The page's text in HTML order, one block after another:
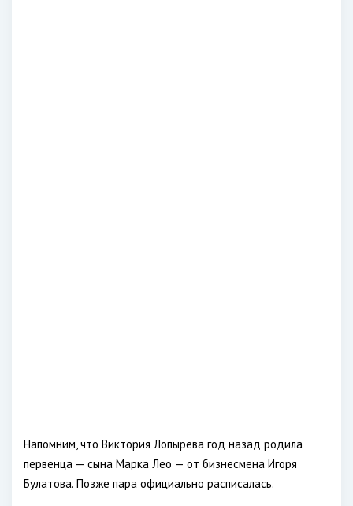
Напомним, что Виктория Лопырева год назад родила
первенца — сына Марка Лео — от бизнесмена Игоря
Булатова. Позже пара официально расписалась.